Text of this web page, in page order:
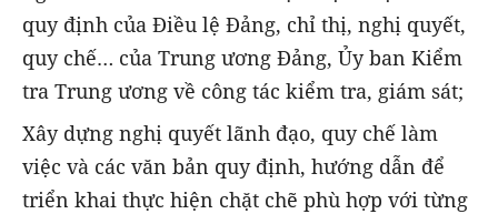
quy định của Điều lệ Đảng, chỉ thị, nghị quyết,
quy chế… của Trung ương Đảng, Ủy ban Kiểm
tra Trung ương về công tác kiểm tra, giám sát;
Xây dựng nghị quyết lãnh đạo, quy chế làm
việc và các văn bản quy định, hướng dẫn để
triển khai thực hiện chặt chẽ phù hợp với từng